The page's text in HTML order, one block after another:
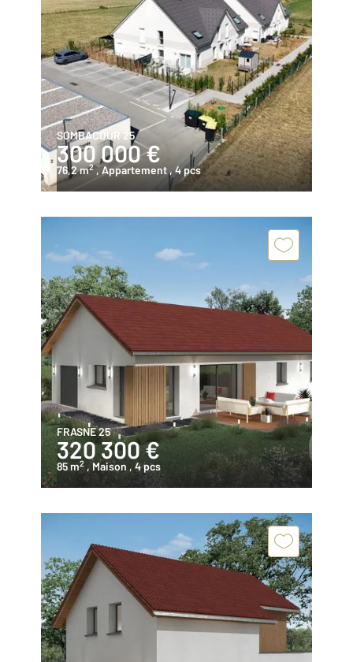
SOMBACOUR 25
300 000 €
76,2 m2 , Appartement , 4 pcs
FRASNE 25
320 300 €
85 m2 , Maison , 4 pcs